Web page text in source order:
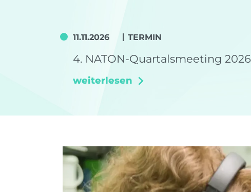
11.11.2026 TERMIN
4. NATON-Quartalsmeeting 2026
weiterlesen